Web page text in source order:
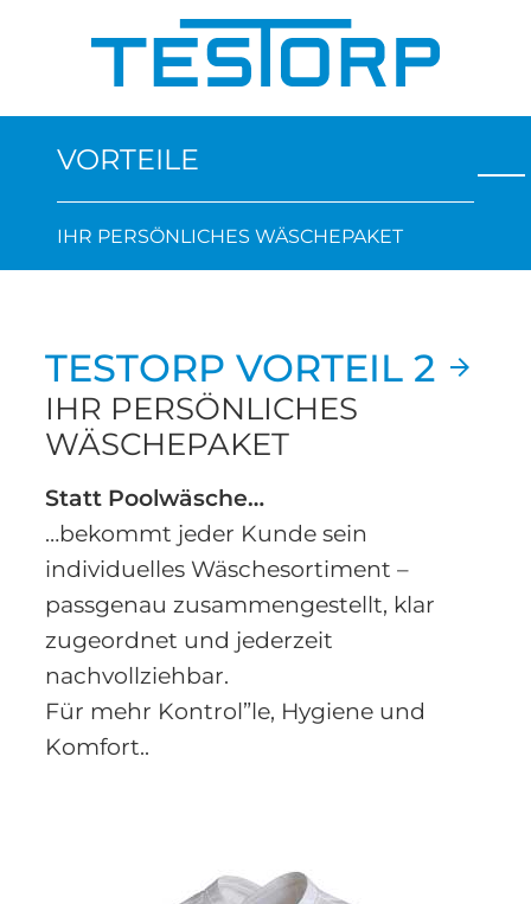
VORTEILE
IHR PERSÖNLICHES WÄSCHEPAKET
TESTORP VORTEIL 2
IHR PERSÖNLICHES
WÄSCHEPAKET
Statt Poolwäsche…
…bekommt jeder Kunde sein
individuelles Wäschesortiment –
passgenau zusammengestellt, klar
zugeordnet und jederzeit
nachvollziehbar.
Für mehr Kontrol”le, Hygiene und
Komfort..